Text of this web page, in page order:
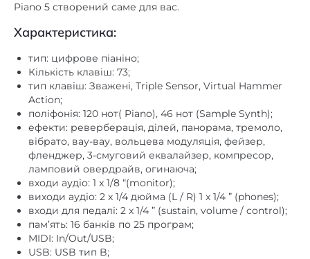
Piano 5 створений саме для вас.
Характеристика:
тип: цифрове піаніно;
Кількість клавіш: 73;
тип клавіш: Зважені, Triple Sensor, Virtual Hammer
Action;
поліфонія: 120 нот( Piano), 46 нот (Sample Synth);
ефекти: реверберація, ділей, панорама, тремоло,
вібрато, вау-вау, вольцева модуляція, фейзер,
фленджер, 3-смуговий еквалайзер, компресор,
ламповий овердрайв, огинаюча;
входи аудіо: 1 x 1/8 “(monitor);
виходи аудіо: 2 x 1/4 дюйма (L / R) 1 x 1/4 ” (phones);
входи для педалі: 2 x 1/4 ” (sustain, volume / control);
пам’ять: 16 банків по 25 програм;
MIDI: In/Out/USB;
USB: USB тип B;